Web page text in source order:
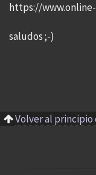
https://
saludos ;-)
Volver al principio